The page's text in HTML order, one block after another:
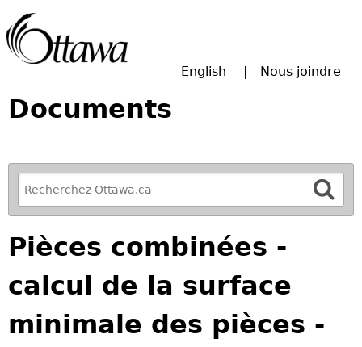
English Nous joindre
Documents
R
e
f
i
e
y
o
u
Pièces combinées -
calcul de la surface
minimale des pièces -